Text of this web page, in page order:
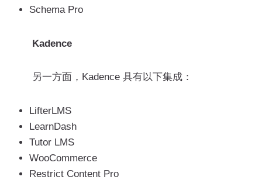
Schema Pro
Kadence
另一方面，Kadence 具有以下集成：
LifterLMS
LearnDash
Tutor LMS
WooCommerce
Restrict Content Pro